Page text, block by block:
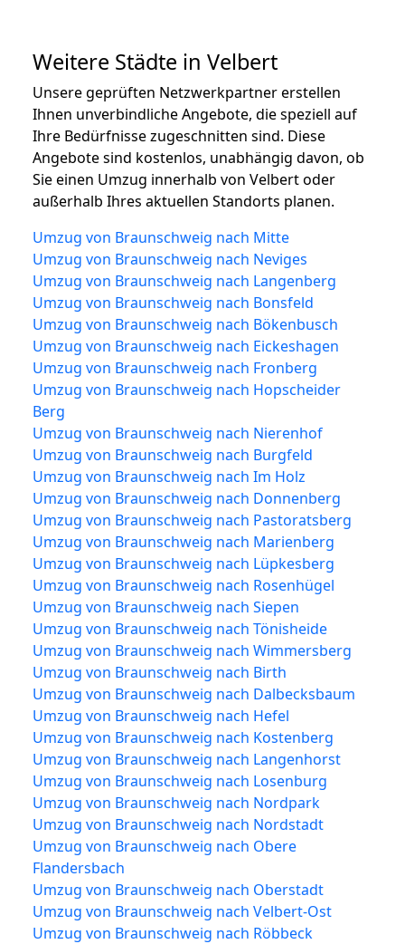
Weitere Städte in Velbert
Unsere geprüften Netzwerkpartner erstellen
Ihnen unverbindliche Angebote, die speziell auf
Ihre Bedürfnisse zugeschnitten sind. Diese
Angebote sind kostenlos, unabhängig davon, ob
Sie einen Umzug innerhalb von Velbert oder
außerhalb Ihres aktuellen Standorts planen.
Umzug von Braunschweig nach Mitte
Umzug von Braunschweig nach Neviges
Umzug von Braunschweig nach Langenberg
Umzug von Braunschweig nach Bonsfeld
Umzug von Braunschweig nach Bökenbusch
Umzug von Braunschweig nach Eickeshagen
Umzug von Braunschweig nach Fronberg
Umzug von Braunschweig nach Hopscheider
Berg
Umzug von Braunschweig nach Nierenhof
Umzug von Braunschweig nach Burgfeld
Umzug von Braunschweig nach Im Holz
Umzug von Braunschweig nach Donnenberg
Umzug von Braunschweig nach Pastoratsberg
Umzug von Braunschweig nach Marienberg
Umzug von Braunschweig nach Lüpkesberg
Umzug von Braunschweig nach Rosenhügel
Umzug von Braunschweig nach Siepen
Umzug von Braunschweig nach Tönisheide
Umzug von Braunschweig nach Wimmersberg
Umzug von Braunschweig nach Birth
Umzug von Braunschweig nach Dalbecksbaum
Umzug von Braunschweig nach Hefel
Umzug von Braunschweig nach Kostenberg
Umzug von Braunschweig nach Langenhorst
Umzug von Braunschweig nach Losenburg
Umzug von Braunschweig nach Nordpark
Umzug von Braunschweig nach Nordstadt
Umzug von Braunschweig nach Obere
Flandersbach
Umzug von Braunschweig nach Oberstadt
Umzug von Braunschweig nach Velbert-Ost
Umzug von Braunschweig nach Röbbeck